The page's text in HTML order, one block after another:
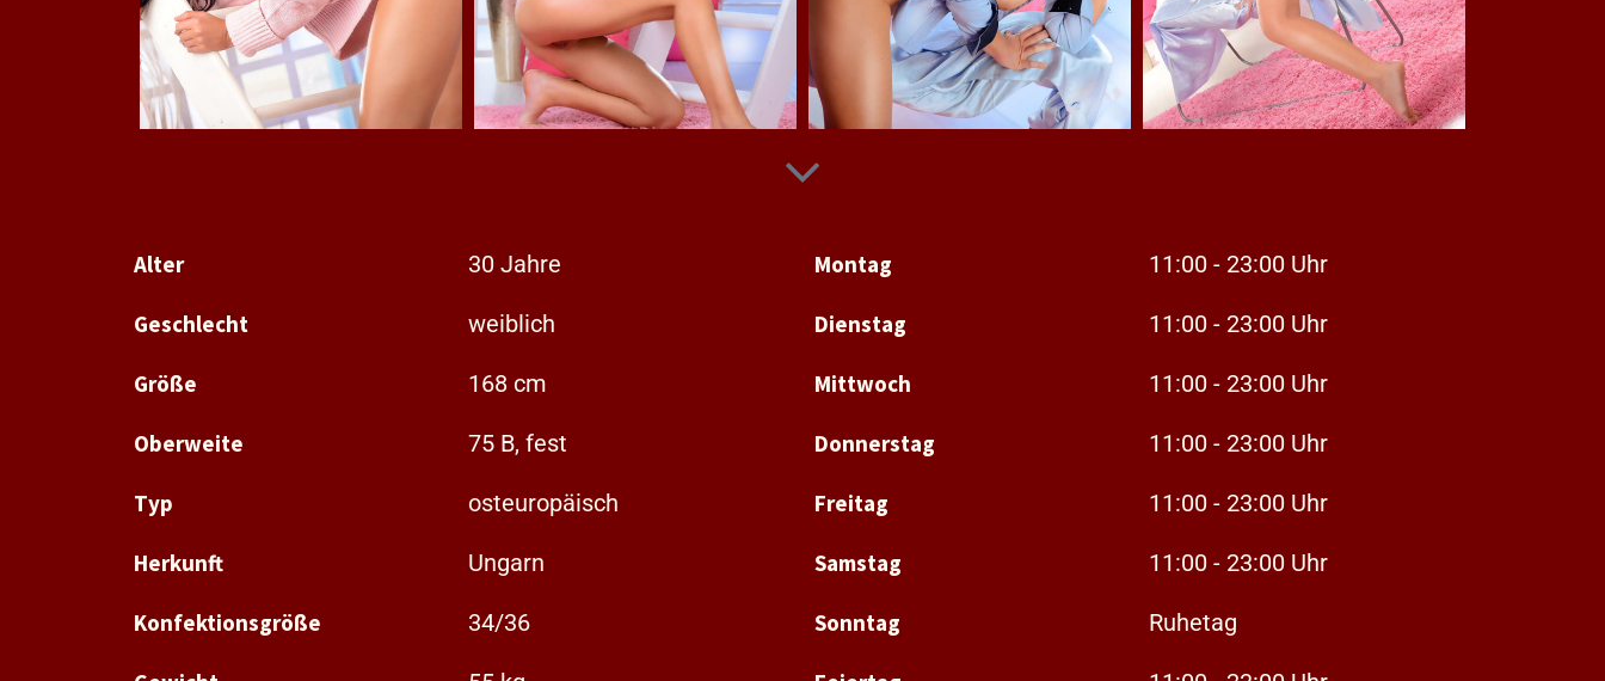
Alter 30 Jahre
Geschlecht weiblich
Größe 168 cm
Oberweite 75 B, fest
Typ osteuropäisch
Herkunft Ungarn
Konfektionsgröße 34/36
Montag 11:00 - 23:00 Uhr
Dienstag 11:00 - 23:00 Uhr
Mittwoch 11:00 - 23:00 Uhr
Donnerstag 11:00 - 23:00 Uhr
Freitag 11:00 - 23:00 Uhr
Samstag 11:00 - 23:00 Uhr
Sonntag Ruhetag